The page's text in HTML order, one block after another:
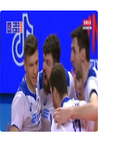
ПОДАЧИ
СОПЕРНИКА В
ВОЛЕЙБОЛЕ